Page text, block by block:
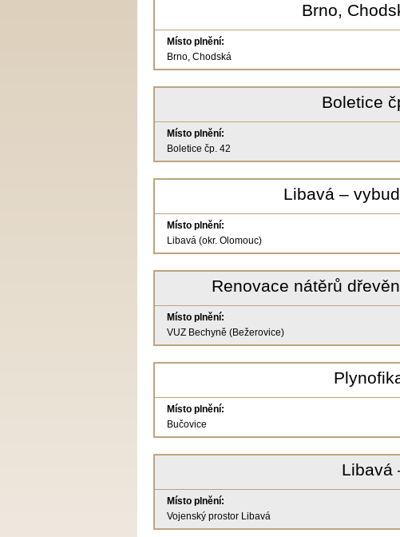
Brno,
Místo plnění:
Brno, Chodská
Boletice
Místo plnění:
Boletice čp. 42
Libavá –
Místo plnění:
Libavá (okr. Olomouc)
Renovace nátěrů
Místo plnění:
VUZ Bechyně (Bežerovice)
Místo plnění:
Bučovice
Libavá
Místo plnění:
Vojenský prostor Libavá